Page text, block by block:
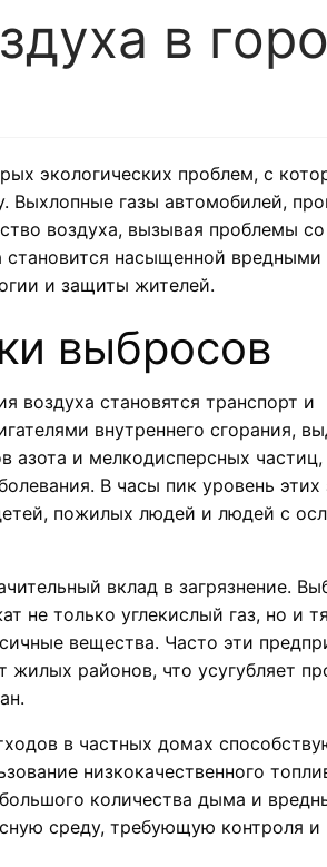
в
экологических проблем, с
Выхлопные газы автомобилей,
воздуха, вызывая проблемы
насыщенной вредными
и защиты жителей.
выбросов
воздуха становятся транспорт и
внутреннего сгорания,
азота и мелкодисперсных
В часы пик уровень этих
пожилых людей и людей с
вклад в загрязнение.
не только углекислый газ, но и
вещества. Часто эти
жилых районов, что усугубляет
в частных домах
низкокачественного
количества дыма и
среду, требующую контроля и